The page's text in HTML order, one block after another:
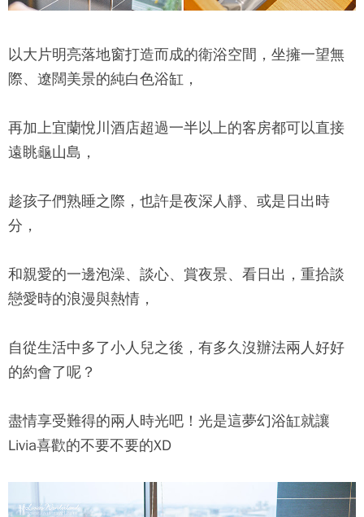
以大片明亮落地窗打造而成的衛浴空間，坐擁一望無
際、遼闊美景的純白色浴缸，
再加上宜蘭悅川酒店超過一半以上的客房都可以直接
遠眺龜山島，
趁孩子們熟睡之際，也許是夜深人靜、或是日出時
分，
和親愛的一邊泡澡、談心、賞夜景、看日出，重拾談
戀愛時的浪漫與熱情，
自從生活中多了小人兒之後，有多久沒辦法兩人好好
的約會了呢？
盡情享受難得的兩人時光吧！光是這夢幻浴缸就讓
Livia喜歡的不要不要的XD